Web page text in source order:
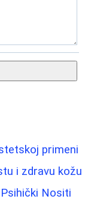
primeni
i zdravu kožu
Nositi